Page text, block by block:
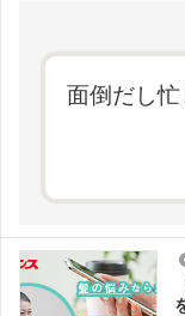
面倒だし